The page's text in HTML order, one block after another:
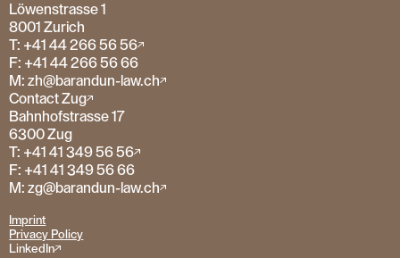
Löwenstrasse 1
8001 Zurich
T: +41 44 266 56 56
F: +41 44 266 56 66
M: zh@barandun-law.ch
Contact Zug
Bahnhofstrasse 17
6300 Zug
T: +41 41 349 56 56
F: +41 41 349 56 66
M: zg@barandun-law.ch
Imprint
Privacy Policy
LinkedIn